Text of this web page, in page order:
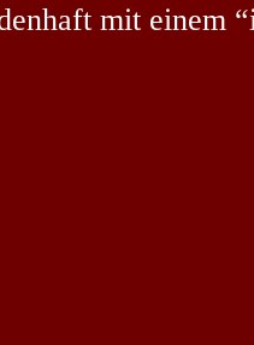
mit einem